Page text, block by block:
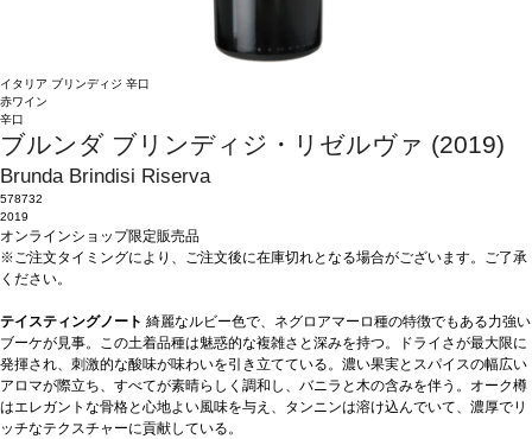
イタリア ブリンディジ 辛口
赤ワイン
辛口
ブルンダ ブリンディジ・リゼルヴァ (2019)
Brunda Brindisi Riserva
578732
2019
オンラインショップ限定販売品
※ご注文タイミングにより、ご注文後に在庫切れとなる場合がございます。ご了承
ください。
テイスティングノート 綺麗なルビー色で、ネグロアマーロ種の特徴でもある力強い
ブーケが見事。この土着品種は魅惑的な複雑さと深みを持つ。ドライさが最大限に
発揮され、刺激的な酸味が味わいを引き立てている。濃い果実とスパイスの幅広い
アロマが際立ち、すべてが素晴らしく調和し、バニラと木の含みを伴う。オーク樽
はエレガントな骨格と心地よい風味を与え、タンニンは溶け込んでいて、濃厚でリ
ッチなテクスチャーに貢献している。